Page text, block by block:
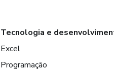
Tecnologia e
Excel
Programação